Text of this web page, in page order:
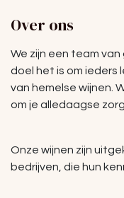
Over ons
We zijn een team
doel het is om ieders
van hemelse wijnen.
om je alledaagse
Onze wijnen zijn
bedrijven, die hun